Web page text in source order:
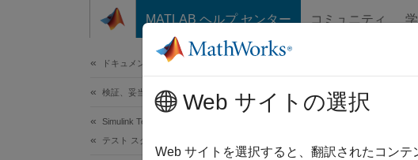
コンテンツへスキップ
MATLAB ヘルプ センター コミュニティ
ドキュメンテーションのホーム
検証、妥当性確認、テスト
Simulink Test
テスト スクリプト
テスト ハーネス
Web サイトの選択
Web サイトを選択すると、翻訳されたコン